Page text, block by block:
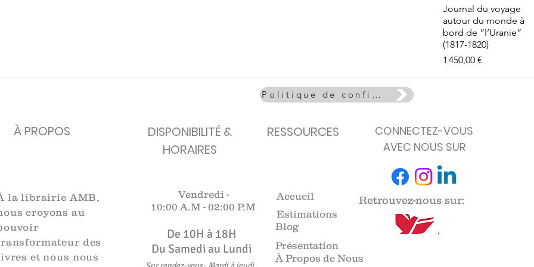
Aperçu rapide
Journal du voyage
autour du monde à
bord de “l’Uranie”
(1817-1820)
Prix
1 450,00 €
Politique de confidentialité
À PROPOS
DISPONIBILITÉ &
HORAIRES
RESSOURCES
CONNECTEZ-VOUS
AVEC NOUS SUR
la librairie AMB,
croyons au
des
et nous nous
Vendredi -
10:00 A.M - 02:00 P.M
De 10H à 18H​​​
Du Samedi au Lundi
,
Accueil
Estimations
Blog
Retrouvez-nous sur:
Présentation
À Propos de Nous